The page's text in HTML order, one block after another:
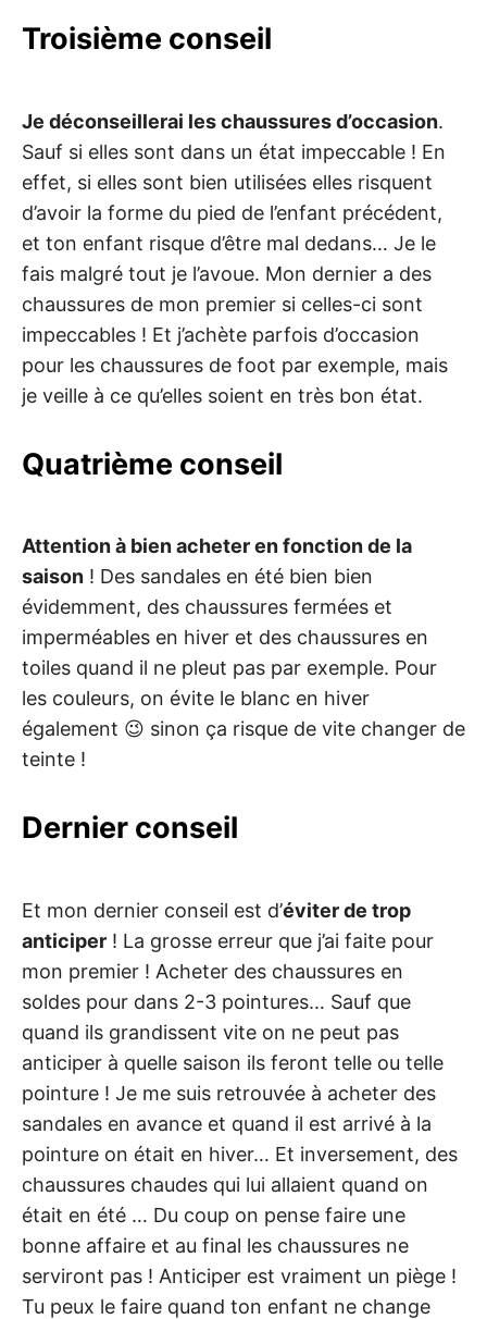
Troisième conseil
Je déconseillerai les chaussures d’occasion.
Sauf si elles sont dans un état impeccable ! En
effet, si elles sont bien utilisées elles risquent
d’avoir la forme du pied de l’enfant précédent,
et ton enfant risque d’être mal dedans… Je le
fais malgré tout je l’avoue. Mon dernier a des
chaussures de mon premier si celles-ci sont
impeccables ! Et j’achète parfois d’occasion
pour les chaussures de foot par exemple, mais
je veille à ce qu’elles soient en très bon état.
Quatrième conseil
Attention à bien acheter en fonction de la
saison ! Des sandales en été bien bien
évidemment, des chaussures fermées et
imperméables en hiver et des chaussures en
toiles quand il ne pleut pas par exemple. Pour
les couleurs, on évite le blanc en hiver
également 😉 sinon ça risque de vite changer de
teinte !
Dernier conseil
Et mon dernier conseil est d’éviter de trop
anticiper ! La grosse erreur que j’ai faite pour
mon premier ! Acheter des chaussures en
soldes pour dans 2-3 pointures… Sauf que
quand ils grandissent vite on ne peut pas
anticiper à quelle saison ils feront telle ou telle
pointure ! Je me suis retrouvée à acheter des
sandales en avance et quand il est arrivé à la
pointure on était en hiver… Et inversement, des
chaussures chaudes qui lui allaient quand on
était en été … Du coup on pense faire une
bonne affaire et au final les chaussures ne
serviront pas ! Anticiper est vraiment un piège !
Tu peux le faire quand ton enfant ne change